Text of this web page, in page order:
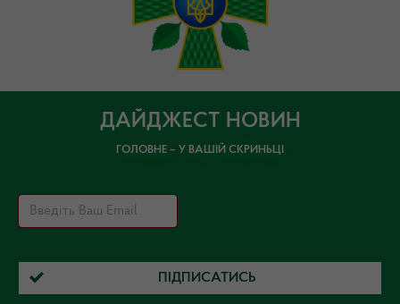
ДАЙДЖЕСТ НОВИН
ГОЛОВНЕ – У ВАШІЙ СКРИНЬЦІ
ПІДПИСАТИСЬ